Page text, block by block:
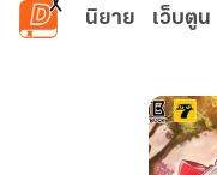
ข้ามไปยังเนื้อหาหลัก
นิยาย เว็บตูน